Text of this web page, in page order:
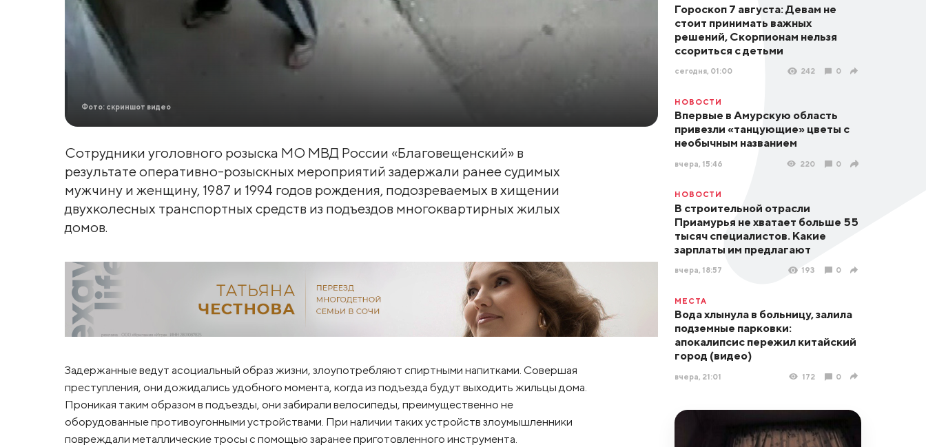
Фото: скриншот видео
Сотрудники уголовного розыска МО МВД России «Благовещенский» в
результате оперативно-розыскных мероприятий задержали ранее судимых
мужчину и женщину, 1987 и 1994 годов рождения, подозреваемых в хищении
двухколесных транспортных средств из подъездов многоквартирных жилых
домов.
Задержанные ведут асоциальный образ жизни, злоупотребляют спиртными напитками. Совершая
преступления, они дожидались удобного момента, когда из подъезда будут выходить жильцы дома.
Проникая таким образом в подъезды, они забирали велосипеды, преимущественно не
оборудованные противоугонными устройствами. При наличии таких устройств злоумышленники
повреждали металлические тросы с помощью заранее приготовленного инструмента.
Гороскоп 7 августа: Девам не
стоит принимать важных
решений, Скорпионам нельзя
ссориться с детьми
сегодня, 01:00 242 0
НОВОСТИ
Впервые в Амурскую область
привезли «танцующие» цветы с
необычным названием
вчера, 15:46 220 0
НОВОСТИ
В строительной отрасли
Приамурья не хватает больше 55
тысяч специалистов. Какие
зарплаты им предлагают
вчера, 18:57 193 0
МЕСТА
Вода хлынула в больницу, залила
подземные парковки:
апокалипсис пережил китайский
город (видео)
вчера, 21:01 172 0